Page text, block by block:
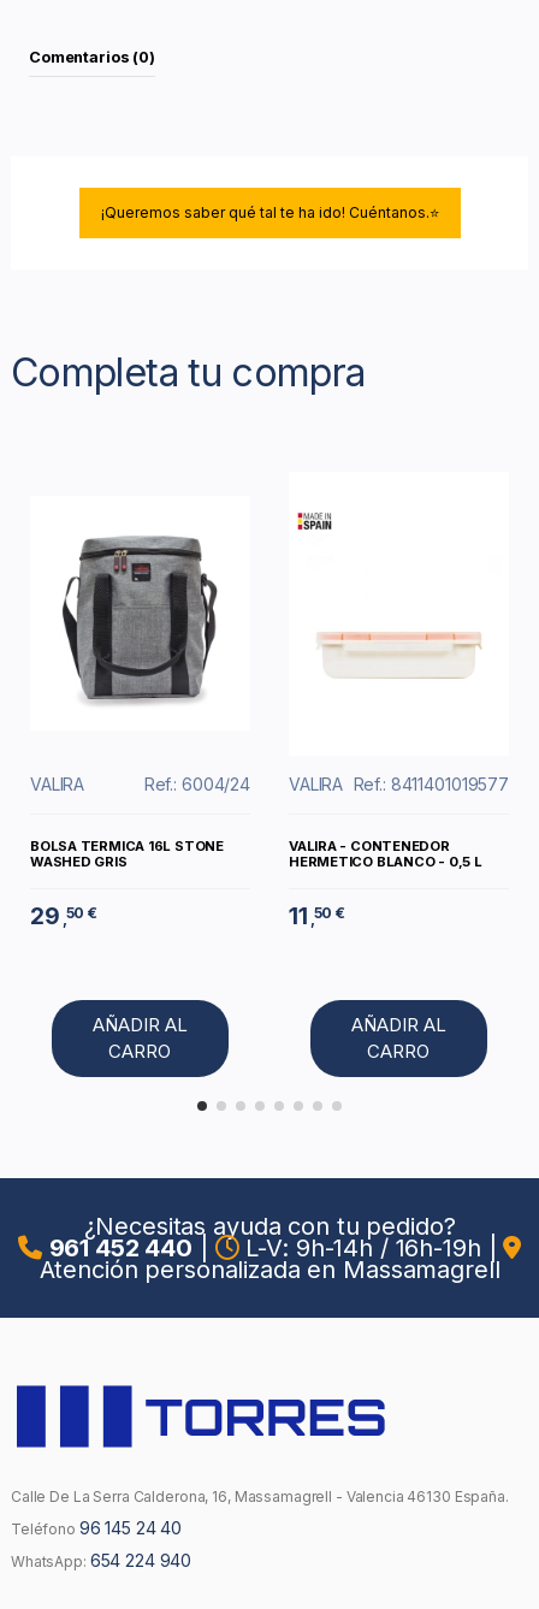
Comentarios (0)
¡Queremos saber qué tal te ha ido! Cuéntanos.⭐
Completa tu compra
VALIRA Ref.: 6004/24
BOLSA TERMICA 16L STONE
WASHED GRIS
29 ,50 €
AÑADIR AL
CARRO
VALIRA Ref.: 8411401019577
VALIRA - CONTENEDOR
HERMETICO BLANCO - 0,5 L
11 ,50 €
AÑADIR AL
CARRO
¿Necesitas ayuda con tu pedido?
961 452 440 L-V: 9h-14h / 16h-19h
Atención personalizada en Massamagrell
Calle De La Serra Calderona, 16, Massamagrell - Valencia 46130 España.
Teléfono 96 145 24 40
WhatsApp: 654 224 940